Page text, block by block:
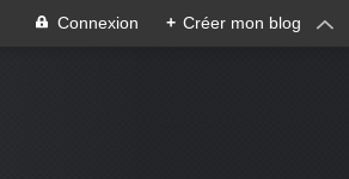
Connexion + Créer mon blog